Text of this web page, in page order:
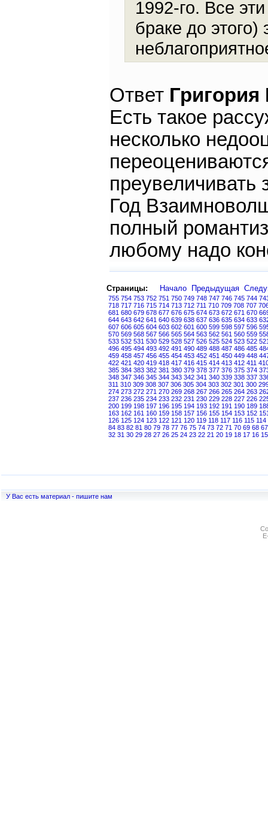
1992-го. Все
браке до
Ответ
Есть такое
несколько
преувеличивать
Год
полный
любому надо
Страницы: Начало Предыдущая
755 754 753 752 751 750 749 748 747 746 745 744
718 717 716 715 714 713 712 711 710 709 708 707
681 680 679 678 677 676 675 674 673 672 671 670
644 643 642 641 640 639 638 637 636 635 634 633
607 606 605 604 603 602 601 600 599 598 597 596
570 569 568 567 566 565 564 563 562 561 560 559
533 532 531 530 529 528 527 526 525 524 523 522
496 495 494 493 492 491 490 489 488 487 486 485
459 458 457 456 455 454 453 452 451 450 449 448
422 421 420 419 418 417 416 415 414 413 412 411
385 384 383 382 381 380 379 378 377 376 375 374
348 347 346 345 344 343 342 341 340 339 338 337
311 310 309 308 307 306 305 304 303 302 301 300
274 273 272 271 270 269 268 267 266 265 264 263
237 236 235 234 233 232 231 230 229 228 227 226
200 199 198 197 196 195 194 193 192 191 190 189
163 162 161 160 159 158 157 156 155 154 153 152
126 125 124 123 122 121 120 119 118 117 116 115 114
84 83 82 81 80 79 78 77 76 75 74 73 72 71 70 69 68 67
32 31 30 29 28 27 26 25 24 23 22 21 20 19 18 17 16 15
У Вас есть материал - пишите нам